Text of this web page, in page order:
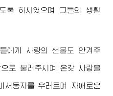
록 하시였으며 그들의 생활
에게 사랑의 선물도 안겨주
로 불러주시며 온갖 사랑을
서동지 를 우러르며 자애로운